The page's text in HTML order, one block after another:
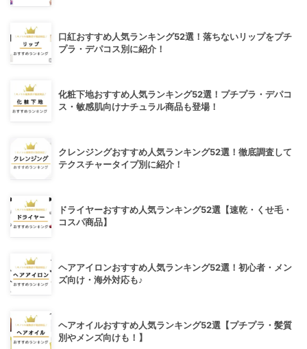
口紅おすすめ人気ランキング52選！落ちないリップをプチ
プラ・デパコス別に紹介！
化粧下地おすすめ人気ランキング52選！プチプラ・デパコ
ス・敏感肌向けナチュラル商品も登場！
クレンジングおすすめ人気ランキング52選！徹底調査して
テクスチャータイプ別に紹介！
ドライヤーおすすめ人気ランキング52選【速乾・くせ毛・
コスパ商品】
ヘアアイロンおすすめ人気ランキング52選！初心者・メン
ズ向け・海外対応も♪
ヘアオイルおすすめ人気ランキング52選【プチプラ・髪質
別やメンズ向けも！】